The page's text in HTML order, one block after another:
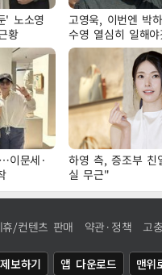
' 노소영
황
고영욱, 이번엔 박
수영 열심히 일해
이문세·
하영 측, 증조부 친
실 무근"
휴/컨텐츠 판매 약관·정책 고
제보하기 앱 다운로드 맨위